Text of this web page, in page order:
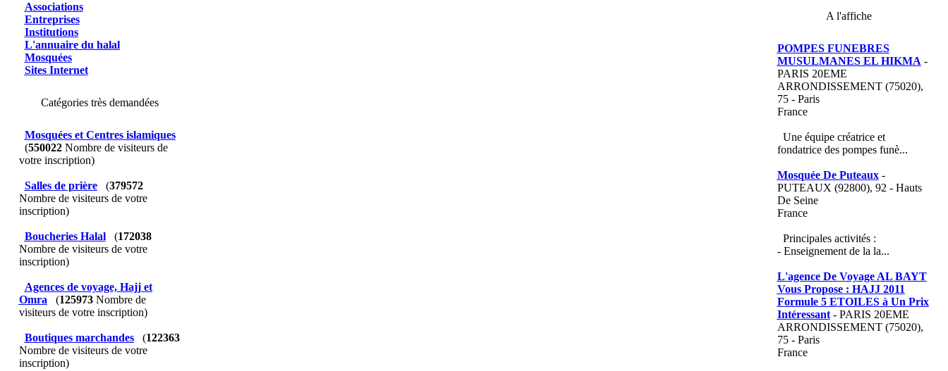
Associations
Entreprises
Institutions
L'annuaire du halal
Mosquées
Sites Internet
Catégories très demandées
Mosquées et Centres islamiques
(550022Nombre de visiteurs de
votre inscription)
Salles de prière (379572
Nombre de visiteurs de votre
inscription)
Boucheries Halal (172038
Nombre de visiteurs de votre
inscription)
Agences de voyage, Hajj et
Omra
(125973Nombre de
visiteurs de votre inscription)
Boutiques marchandes (122363
Nombre de visiteurs de votre
inscription)
A l'affiche
POMPES FUNEBRES
MUSULMANES EL HIKMA -
PARIS 20EME
ARRONDISSEMENT (75020),
75 - Paris
France
Une équipe créatrice et
fondatrice des pompes funè...
Mosquée De Puteaux-
PUTEAUX (92800), 92 - Hauts
De Seine
France
Principales activités :
- Enseignement de la la...
L'agence De Voyage AL BAYT
Vous Propose : HAJJ 2011
Formule 5 ETOILES à Un Prix
Intéressant- PARIS 20EME
ARRONDISSEMENT (75020),
75 - Paris
France